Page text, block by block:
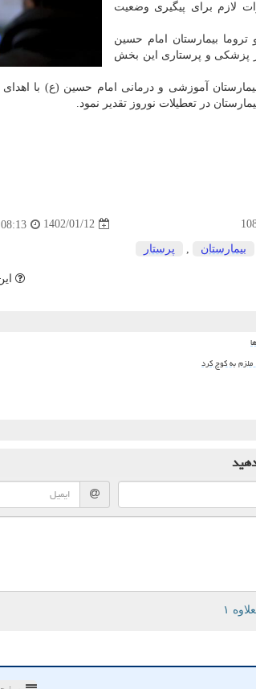
لازم برای پیگیری وضعیت
بیمارستان امام حسین
پزشکی و پرستاری این بخش
از بیمارستان آموزشی و درمانی امام حسین (ع) با
در تعطیلات نوروز تقدیر نمود.
1402/01/12
بیمارستان پرستار
به کوچ کرد